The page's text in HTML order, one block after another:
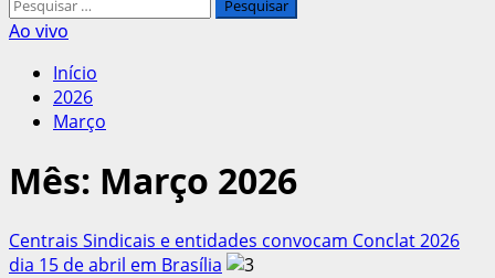
por:
Ao vivo
Início
2026
Março
Mês: Março 2026
Centrais Sindicais e entidades convocam Conclat 2026
dia 15 de abril em Brasília